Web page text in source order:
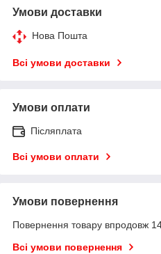
Умови доставки
Нова Пошта
Всі умови доставки
Умови оплати
Післяплата
Всі умови оплати
Умови повернення
Повернення товару впродовж
Всі умови повернення